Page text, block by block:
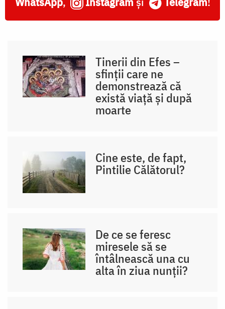
Tinerii din Efes –
sfinții care ne
demonstrează că
există viață și după
moarte
Cine este, de fapt,
Pintilie Călătorul?
De ce se feresc
miresele să se
întâlnească una cu
alta în ziua nunții?